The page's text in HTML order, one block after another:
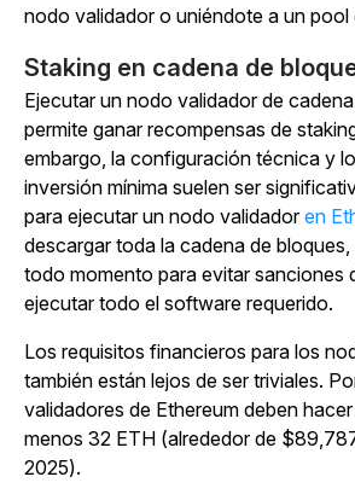
nodo validador o uniéndote a un pool
Staking en cadena de
Ejecutar un nodo validador de
permite ganar recompensas de
embargo, la configuración técnica y
inversión mínima suelen ser
para ejecutar un nodo validadoren
descargar toda la cadena de
todo momento para evitar sanciones
ejecutar todo el software requerido.
Los requisitos financieros para los
también están lejos de ser triviales.
validadores de Ethereum deben
menos 32 ETH (alrededor de
2025).